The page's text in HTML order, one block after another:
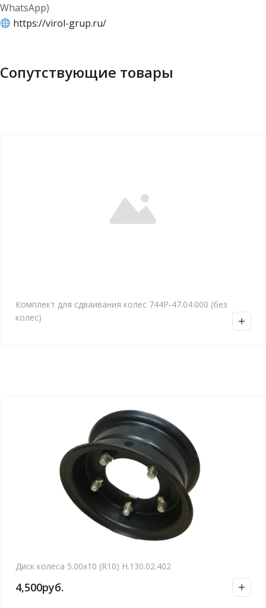
WhatsApp)
https://virol-grup.ru/
Сопутствующие товары
Комплект для сдваивания колес 744Р-47.04.000 (без
колес)
Диск колеса 5.00х10 (R10) Н.130.02.402
4,500руб.